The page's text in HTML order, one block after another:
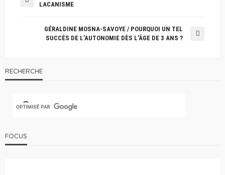
LACANISME
GÉRALDINE MOSNA-SAVOYE / POURQUOI UN TEL
SUCCÈS DE L’AUTONOMIE DÈS L’ÂGE DE 3 ANS ?
RECHERCHE
FOCUS